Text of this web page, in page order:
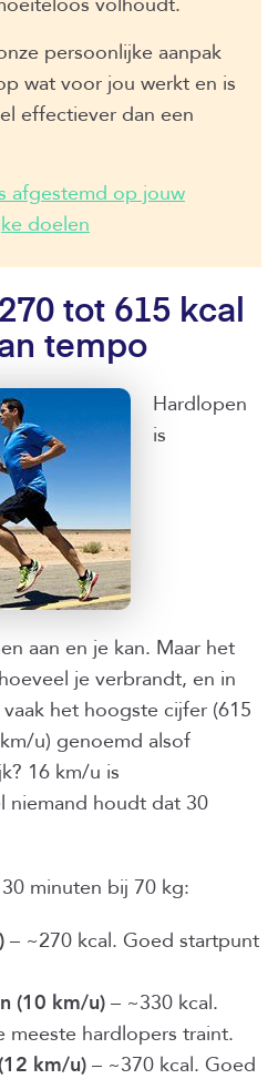
persoonlijke aanpak
wat voor jou werkt en is
effectiever dan een
afgestemd op jouw
doelen
tot 615 kcal
tempo
Hardlopen
is
aan en je kan. Maar het
je verbrandt, en in
het hoogste cijfer (615
u) genoemd alsof
16 km/u is
niemand houdt dat 30
minuten bij 70 kg:
– ~270 kcal. Goed startpunt
(10 km/u) – ~330 kcal.
meeste hardlopers traint.
km/u) – ~370 kcal. Goed